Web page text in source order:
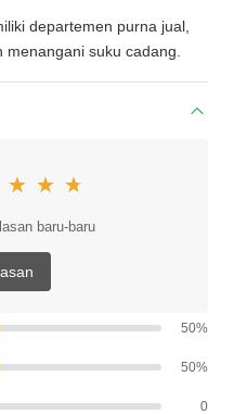
departemen purna jual,
suku cadang.
baru-baru
50%
50%
0